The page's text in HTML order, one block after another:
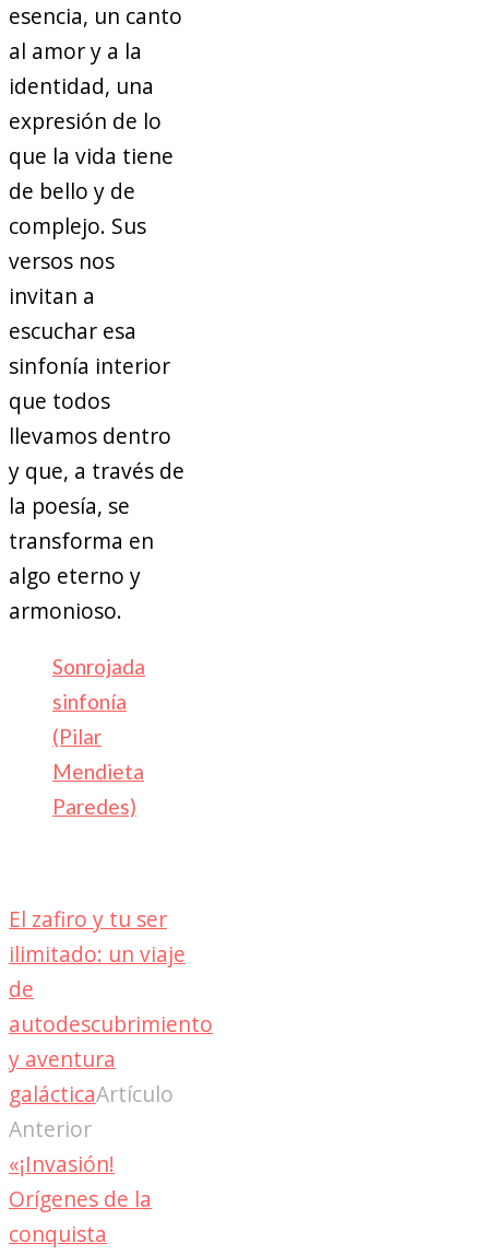
esencia, un canto
al amor y a la
identidad, una
expresión de lo
que la vida tiene
de bello y de
complejo. Sus
versos nos
invitan a
escuchar esa
sinfonía interior
que todos
llevamos dentro
y que, a través de
la poesía, se
transforma en
algo eterno y
armonioso.
Sonrojada
sinfonía
(Pilar
Mendieta
Paredes)
El zafiro y tu ser
ilimitado: un viaje
de
autodescubrimiento
y aventura
galácticaArtículo
Anterior
«¡Invasión!
Orígenes de la
conquista